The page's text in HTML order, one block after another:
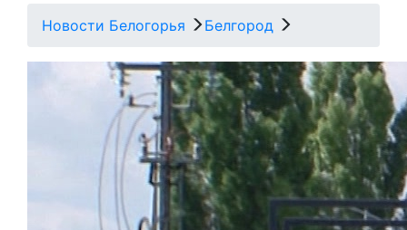
Новости Белогорья Белгород